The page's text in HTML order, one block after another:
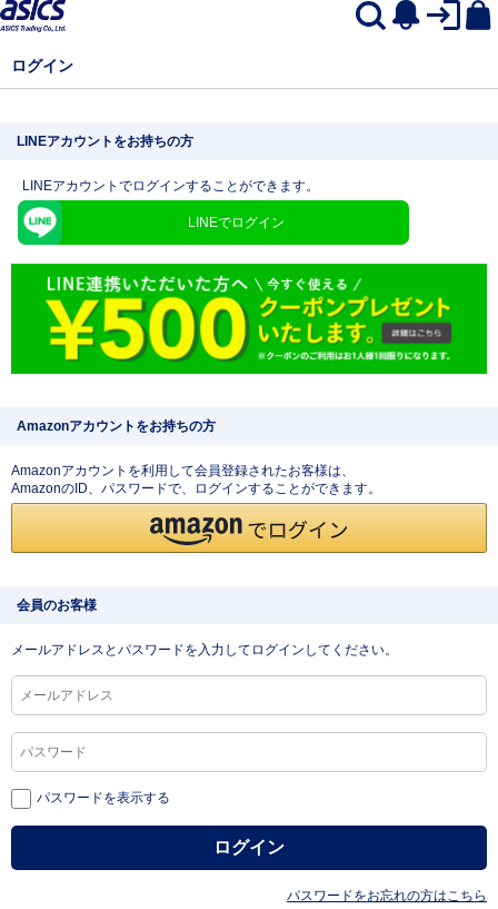
ログイン
LINEアカウントをお持ちの方
LINEアカウントでログインすることができます。
LINEでログイン
Amazonアカウントをお持ちの方
Amazonアカウントを利用して会員登録されたお客様は、
AmazonのID、パスワードで、ログインすることができます。
会員のお客様
メールアドレスとパスワードを入力してログインしてください。
パスワードを表示する
パスワードをお忘れの方はこちら